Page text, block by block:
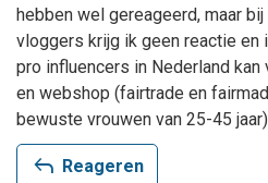
hebben wel gereageerd, maar
vloggers krijg ik geen reactie en
pro influencers in Nederland
en webshop (fairtrade en
bewuste vrouwen van 25-45
reply Reageren